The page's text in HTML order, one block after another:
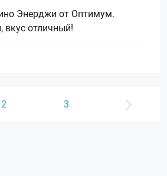
Энерджи от Оптимум.
вкус отличный!
2 3